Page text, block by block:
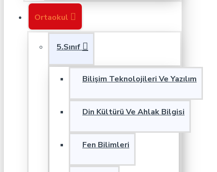
Ortaokul
5.Sınıf
Bilişim Teknolojileri Ve Yazılım
Din Kültürü Ve Ahlak Bilgisi
Fen Bilimleri